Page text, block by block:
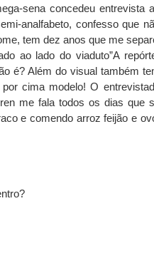
sena concedeu entrevista
analfabeto, confesso que
tem dez anos que me
ao lado do viaduto”A
é? Além do visual também
cima modelo! O
me fala todos os dias que
e comendo arroz feijão e